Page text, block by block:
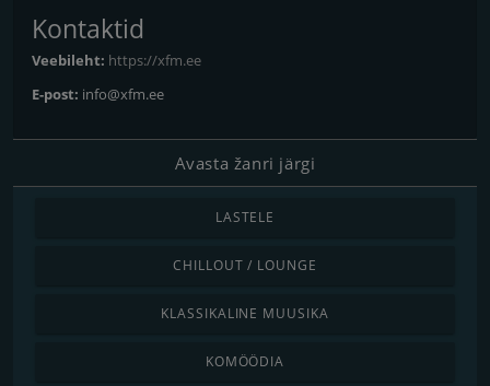
Kontaktid
Veebileht: https://xfm.ee
E-post: info@xfm.ee
Avasta žanri järgi
LASTELE
CHILLOUT / LOUNGE
KLASSIKALINE MUUSIKA
KOMÖÖDIA